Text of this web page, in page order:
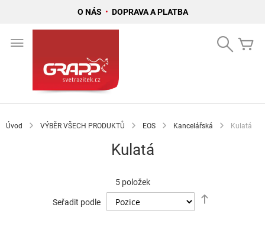
O NÁS • DOPRAVA A PLATBA
Search
Úvod VÝBĚR VŠECH PRODUKTŮ EOS Kancelářská Kulatá
Kulatá
5položek
Seřadit podle